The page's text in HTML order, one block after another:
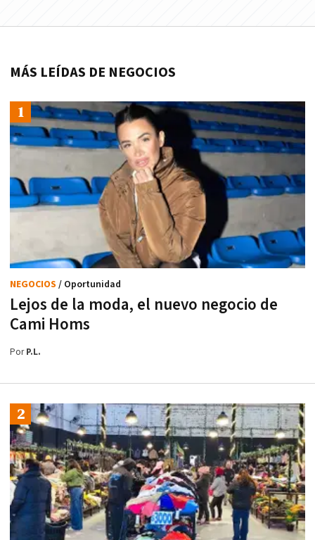
MÁS LEÍDAS DE NEGOCIOS
Lejos de la moda, el nuevo negocio de
Cami Homs
NEGOCIOS / Oportunidad
PorP.L.